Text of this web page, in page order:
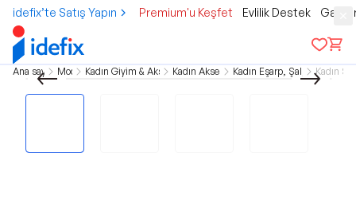
idefix’te Satış Yapın Premium'u Keşfet Evlilik Destek
Ana sayfa Moda Kadın Giyim & AksesuarKadın AksesuarKadın Eşarp, Şal, FularKadın Şal